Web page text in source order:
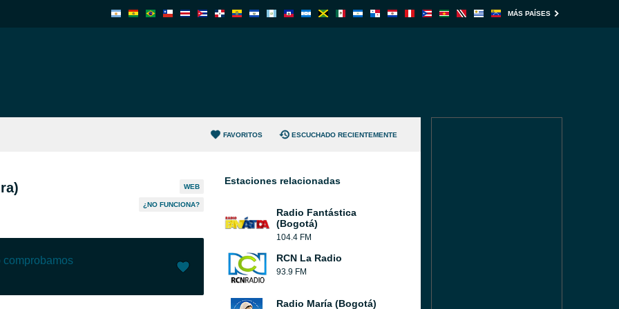
MÁS PAÍSES
FAVORITOS ESCUCHADO RECIENTEMENTE
WEB
¿NO FUNCIONA?
comprobamos
Estaciones relacionadas
Radio Fantástica
(Bogotá)
104.4 FM
RCN La Radio
93.9 FM
Radio María (Bogotá)